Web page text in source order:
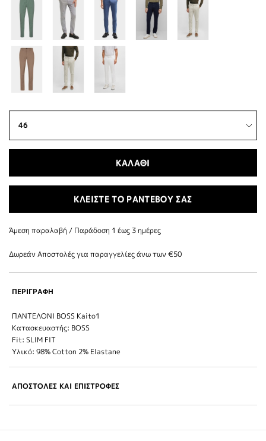
ΚΑΛΑΘΙ
ΚΛΕΙΣΤΕ ΤΟ ΡΑΝΤΕΒΟΥ ΣΑΣ
Άμεση παραλαβή / Παράδoση 1 έως 3 ημέρες
Δωρεάν Αποστολές για παραγγελίες άνω των €50
ΠΕΡΙΓΡΑΦΗ
ΠΑΝΤΕΛΟΝΙ BOSS Kaito1
Κατασκευαστής: BOSS
Fit: SLIM FIT
Υλικό: 98% Cotton 2% Elastane
ΑΠΟΣΤΟΛΕΣ ΚΑΙ ΕΠΙΣΤΡΟΦΕΣ